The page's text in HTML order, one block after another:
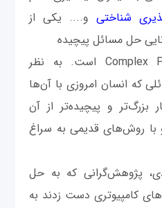
شناختیو.... یکی از
حل مسائل پیچیده
Complex Problem Solving (CPS) است. به نظر
که انسان امروزی با آن‌ها
بزرگ‌تر و پیچیده‌تر از آن
با روش‌های قدیمی به سراغ
پژوهش‌گرانی که به حل
کامپیوتری دست زدند به